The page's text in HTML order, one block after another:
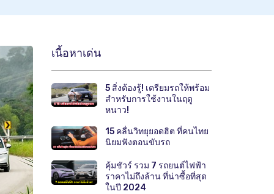
เนื้อหาเด่น
5 สิ่งต้องรู้! เตรียมรถให้พร้อม
สำหรับการใช้งานในฤดู
หนาว!
15 คลื่นวิทยุยอดฮิต ที่คนไทย
นิยมฟังตอนขับรถ
คุ้มชัวร์ รวม 7 รถยนต์ไฟฟ้า
ราคาไม่ถึงล้าน ที่น่าซื้อที่สุด
ในปี 2024